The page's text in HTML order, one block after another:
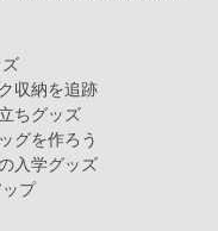
収納を追跡
ちグッズ
グを作ろう
入学グッズ
プ